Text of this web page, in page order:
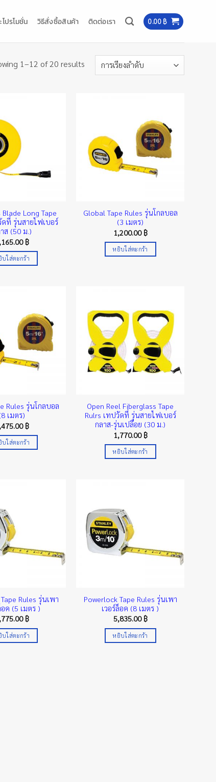
ปรโมชั่น วิธีสั่งซื้อสินค้า ติดต่อเรา 0.00 ฿
1–12 of 20 results
Long Tape
ดที่ รุ่นสายไฟเบอร์
ส (50 ม.)
฿
ใส่ตะกร้า
Global Tape Rules รุ่นโกลบอล
(3 เมตร)
1,200.00 ฿
หยิบใส่ตะกร้า
Rules รุ่นโกลบอล
เมตร)
฿
ใส่ตะกร้า
Open Reel Fiberglass Tape
Rulrs เทปวัดที่ รุ่นสายไฟเบอร์
กลาส-รุ่นเปลือย (30 ม.)
1,770.00 ฿
หยิบใส่ตะกร้า
Rules รุ่นเพา
อค (5 เมตร )
฿
ใส่ตะกร้า
Powerlock Tape Rules รุ่นเพา
เวอร์ล็อค (8 เมตร )
5,835.00 ฿
หยิบใส่ตะกร้า